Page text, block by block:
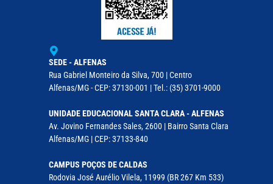
SEDE - ALFENAS
Rua Gabriel Monteiro da Silva, 700 | Centro
Alfenas/MG - CEP: 37130-001 | Tel.: (35) 3701-9000
UNIDADE EDUCACIONAL SANTA CLARA - ALFENAS
Av. Jovino Fernandes Sales, 2600 | Bairro Santa Clara
Alfenas/MG | CEP: 37133-840
CAMPUS POÇOS DE CALDAS
Rodovia José Aurélio Vilela, 11999 (BR 267 Km 533)